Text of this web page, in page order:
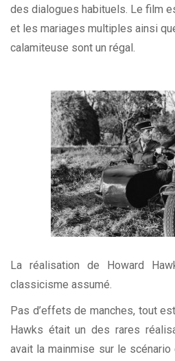
des dialogues habituels. Le film
et les mariages multiples ainsi
calamiteuse sont un régal.
La réalisation de Howard
classicisme assumé.
Pas d’effets de manches, tout
Hawks était un des rares
avait la mainmise sur le